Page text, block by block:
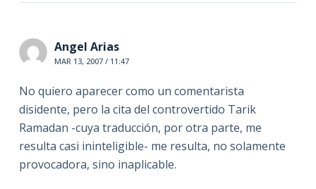
Angel Arias
MAR 13, 2007 / 11:47
No quiero aparecer como un comentarista
disidente, pero la cita del controvertido Tarik
Ramadan -cuya traducción, por otra parte, me
resulta casi ininteligible- me resulta, no solamente
provocadora, sino inaplicable.